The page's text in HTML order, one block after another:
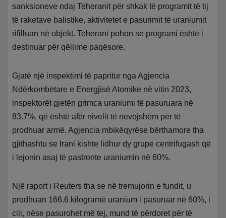
sanksioneve ndaj Teheranit për shkak të programit të tij
të raketave balistike, aktivitetet e pasurimit të uraniumit
rifilluan në objekt. Teherani pohon se programi është i
destinuar për qëllime paqësore.
Gjatë një inspektimi të papritur nga Agjencia
Ndërkombëtare e Energjisë Atomike në vitin 2023,
inspektorët gjetën grimca uraniumi të pasuruara në
83.7%, që është afër nivelit të nevojshëm për të
prodhuar armë. Agjencia mbikëqyrëse bërthamore tha
gjithashtu se Irani kishte lidhur dy grupe centrifugash që
i lejonin asaj të pastronte uraniumin në 60%.
Një raport i Reuters tha se në tremujorin e fundit, u
prodhuan 166.6 kilogramë uranium i pasuruar në 60%, i
cili, nëse pasurohet më tej, mund të përdoret për të